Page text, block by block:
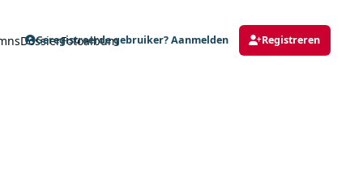
DossierFotoalbum
Geregistreerde gebruiker? Aanmelden Registreren